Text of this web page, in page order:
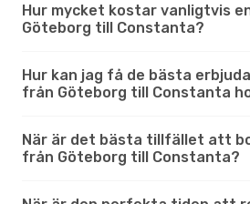
Hur mycket kostar vanligtvis
Göteborg till Constanta?
Hur kan jag få de bästa
från Göteborg till Constanta
När är det bästa tillfället att
från Göteborg till Constanta?